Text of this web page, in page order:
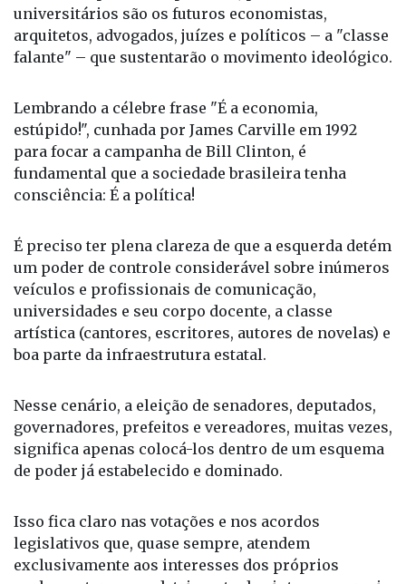
Lembrando a célebre frase "É a economia,
para focar a campanha de Bill Clinton, é
fundamental que a sociedade brasileira tenha
consciência: É a política!
É preciso ter plena clareza de que a esquerda detém
veículos e profissionais de comunicação,
universidades e seu corpo docente, a classe
artística (cantores, escritores, autores de novelas) e
boa parte da infraestrutura estatal.
Nesse cenário, a eleição de senadores, deputados,
de poder já estabelecido e dominado.
Isso fica claro nas votações e nos acordos
parlamentares, em detrimento dos interesses reais
do País. Regras legislativas são alteradas não para
o bem público, mas para garantir a permanência no